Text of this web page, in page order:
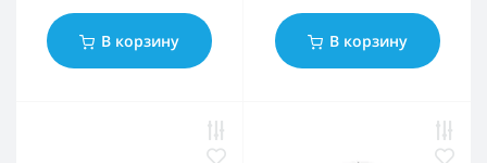
В корзину В корзину